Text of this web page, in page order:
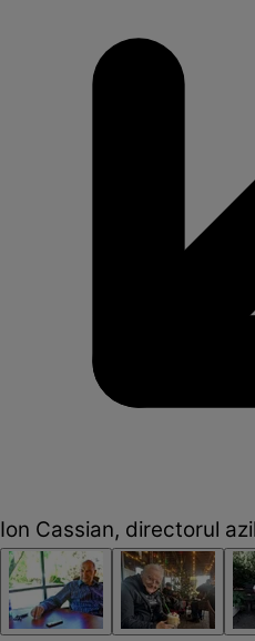
Ion Cassian, directorul